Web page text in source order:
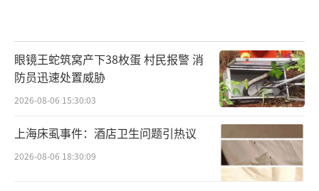
眼镜王蛇筑窝产下38枚蛋 村民报警 消
防员迅速处置威胁
2026-08-06 15:30:03
上海床虱事件：酒店卫生问题引热议
2026-08-06 18:30:09